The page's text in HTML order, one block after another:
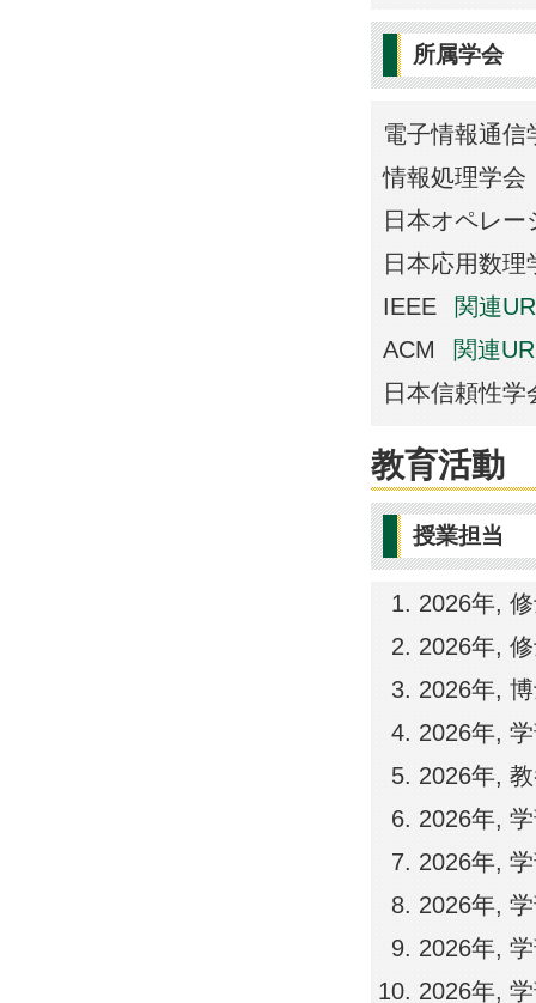
所属学会
電子情報通信
情報処理学会
日本オペレ
日本応用数理
IEEE
関連
ACM
関連
日本信頼性学
教育活動
授業担当
2026年,
2026年,
2026年,
2026年,
2026年,
2026年,
2026年,
2026年,
2026年,
2026年,